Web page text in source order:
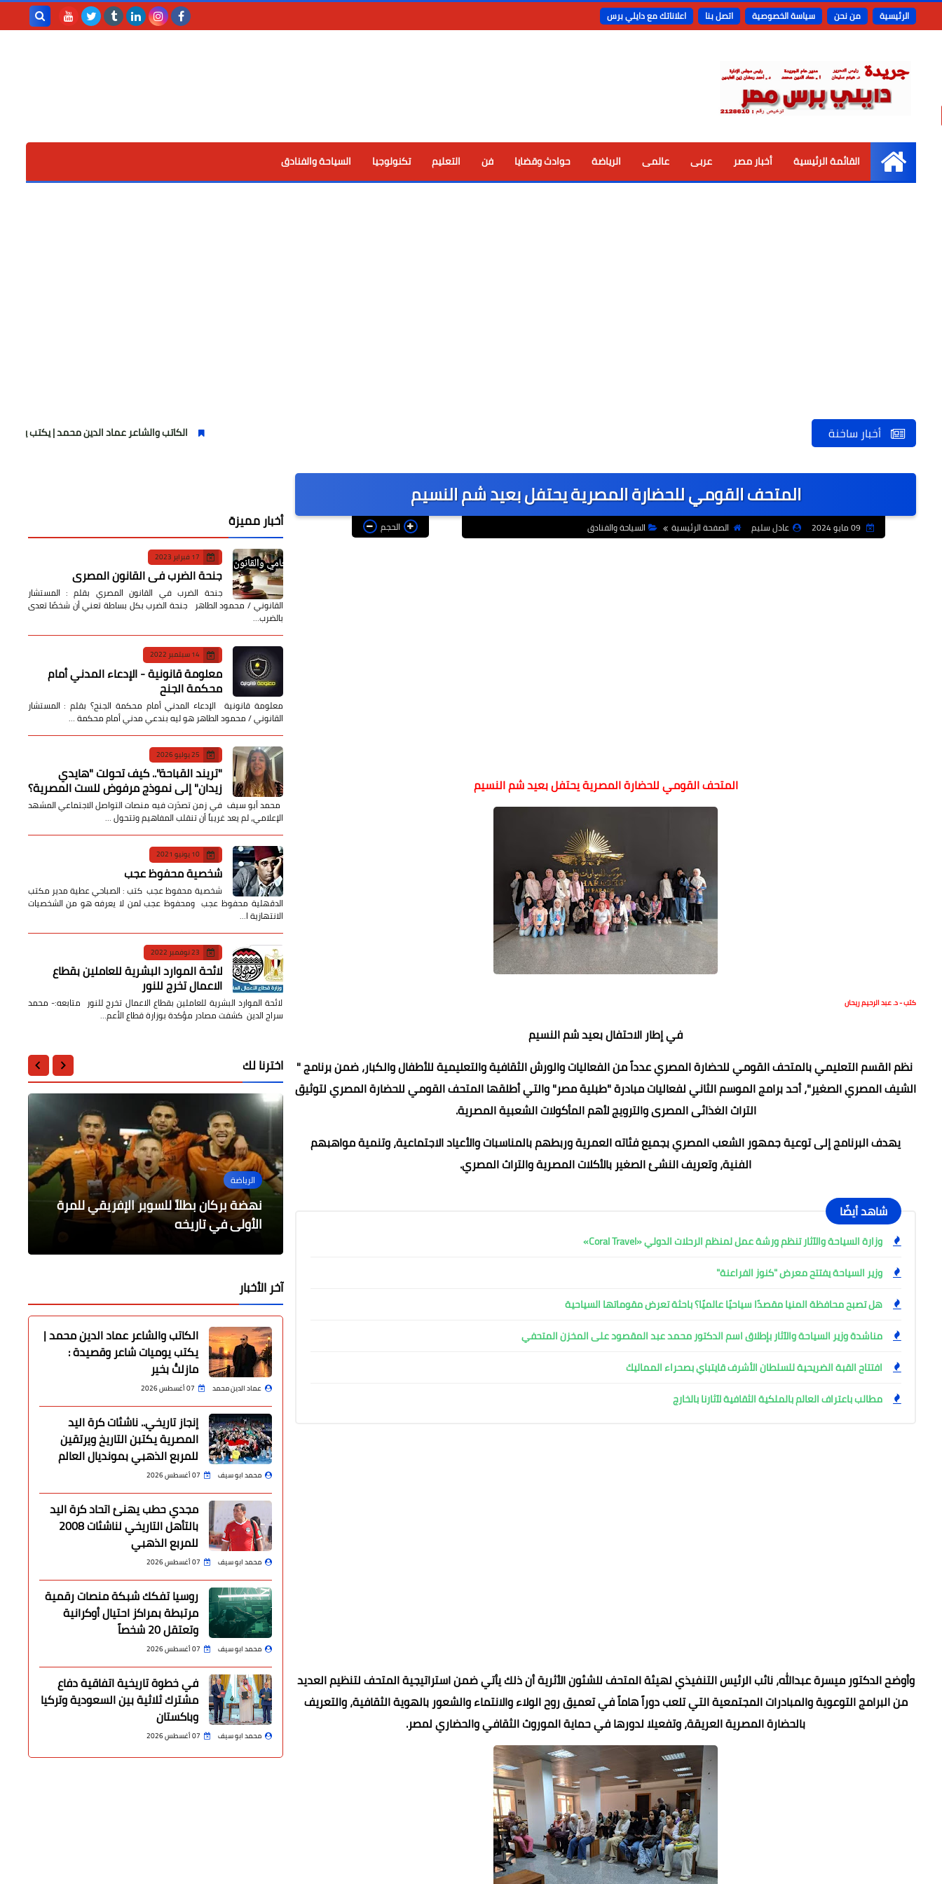
الرئيسية من نحن سياسة الخصوصية اتصل بنا اعلاناتك مع دايلي برس
الرئيسية
القائمة الرئيسية أخبار مصر عربى عالمى الرياضة حوادث وقضايا فن التعليم تكنولوجيا السياحة والفنادق
أخبار ساخنة الكاتب والشاعر عماد الدين محمد | يكتب يوميات شاعر
المتحف القومي للحضارة المصرية يحتفل بعيد شم النسيم
عادل سليم الصفحة الرئيسية السياحة والفنادق الحجم
المتحف القومي للحضارة المصرية يحتفل بعيد شم النسيم
كتب - د. عبد الرحيم ريحان
في إطار الاحتفال بعيد شم النسيم
نظم القسم التعليمي بالمتحف القومي للحضارة المصري عدداً من الفعاليات والورش الثقافية والتعليمية للأطفال والكبار، ضمن برنامج "
الشيف المصري الصغير"، أحد برامج الموسم الثاني لفعاليات مبادرة "طبلية مصر" والتي أطلقها المتحف القومي للحضارة المصري لتوثيق
التراث الغذائى المصرى والترويج لأهم المأكولات الشعبية المصرية.
يهدف البرنامج إلى توعية جمهور الشعب المصري بجميع فئاته العمرية وربطهم بالمناسبات والأعياد الاجتماعية، وتنمية مواهبهم
الفنية، وتعريف النشئ الصغير بالأكلات المصرية والتراث المصري.
شاهد أيضًا
وزارة السياحة والآثار تنظم ورشة عمل لمنظم الرحلات الدولي «Coral Travel»
وزير السياحة يفتتح معرض "كنوز الفراعنة"
هل تصبح محافظة المنيا مقصدًا سياحيًا عالميًا؟ باحثة تعرض مقوماتها السياحية
مناشدة وزير السياحة والآثار بإطلاق اسم الدكتور محمد عبد المقصود على المخزن المتحفي
افتتاح القبة الضريحية للسلطان الأشرف قايتباي بصحراء المماليك
مطالب باعتراف العالم بالملكية الثقافية لآثارنا بالخارج
وأوضح الدكتور ميسرة عبدالله، نائب الرئيس التنفيذي لهيئة المتحف للشئون الأثرية أن ذلك يأتي ضمن استراتيجية المتحف لتنظيم العديد
من البرامج التوعوية والمبادرات المجتمعية التي تلعب دوراً هاماً في تعميق روح الولاء والانتماء والشعور بالهوية الثقافية، والتعريف
بالحضارة المصرية العريقة، وتفعيلا لدورها في حماية الموروث الثقافي والحضاري لمصر.
أخبار مميزة
17 فبراير 2023
جنحة الضرب في القانون المصري
جنحة الضرب في القانون المصري بقلم : المستشار
القانوني / محمود الطاهر جنحة الضرب بكل بساطة تعني أن شخصًا تعدى
بالضرب…
14 سبتمبر 2022
معلومة قانونية - الإدعاء المدني أمام
محكمة الجنح
معلومة قانونية الإدعاء المدني أمام محكمة الجنح؟ بقلم : المستشار
القانوني / محمود الطاهر هو ليه بندعي مدني أمام محكمة …
25 يوليو 2026
​"تريند القباحة".. كيف تحولت "هايدي
زيدان" إلى نموذج مرفوض للست المصرية؟
​ محمد أبو سيف ​في زمن تصدّرت فيه منصات التواصل الاجتماعي المشهد
الإعلامي، لم يعد غريباً أن تنقلب المفاهيم وتتحول …
10 يونيو 2021
شخصية محفوظ عجب
شخصية محفوظ عجب كتب : الصباحي عطية مدير مكتب
الدقهلية محفوظ عجب ومحفوظ عجب لمن لا يعرفه هو من الشخصيات
الانتهازية ا…
23 نوفمبر 2022
لائحة الموارد البشرية للعاملين بقطاع
الاعمال تخرج للنور
لائحة الموارد البشرية للعاملين بقطاع الاعمال تخرج للنور متابعه:- محمد
سراج الدين كشفت مصادر مؤكدة بوزارة قطاع الأعم…
اخترنا لك
الرياضة
نهضة بركان بطلاً للسوبر الإفريقي للمرة
الأولى في تاريخه
جامعات
باحث نيجيري يحصل على الماجستير من
كلية الإعلام بجامعة الأزهر
محافظات
متابعة أعمال التعديلات المروريه بمدينة
العبور
الرياضة
الزمالك يعلن عودة محمد صبحي للقلعة
البيضاء رسميآ
الرياضة
فريق مركز شباب الخارجة يصل لأول مرة
لنهائي دوري مراكز الشباب
آخر الأخبار
الكاتب والشاعر عماد الدين محمد |
يكتب يوميات شاعر وقصيدة :
مازلتُ بخير
عماد الدين محمد 07 أغسطس 2026
إنجاز تاريخي.. ناشئات كرة اليد
المصرية يكتبن التاريخ ويرتقين
للمربع الذهبي بمونديال العالم
محمد ابو سيف 07 أغسطس 2026
مجدي حطب يهنئ اتحاد كرة اليد
بالتأهل التاريخي لناشئات 2008
للمربع الذهبي
محمد ابو سيف 07 أغسطس 2026
روسيا تفكك شبكة منصات رقمية
مرتبطة بمراكز احتيال أوكرانية
وتعتقل 20 شخصاً
محمد ابو سيف 07 أغسطس 2026
في خطوة تاريخية اتفاقية دفاع
مشترك ثلاثية بين السعودية وتركيا
وباكستان
محمد ابو سيف 07 أغسطس 2026